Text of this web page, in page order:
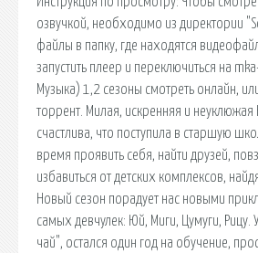
озвучкой, необходимо из директории
файлы в папку, где находятся
запустить плеер и переключиться на
Музыка) 1,2 сезоны смотреть онлайн,
торрент. Милая, искренняя и
счастлива, что поступила в старшую
время проявить себя, найти друзей,
избавиться от детских комплексов,
Новый сезон порадует нас новыми
самых девчулек: Юй, Миги, Цумуги, Рицу.
чай", остался один год на обучение,